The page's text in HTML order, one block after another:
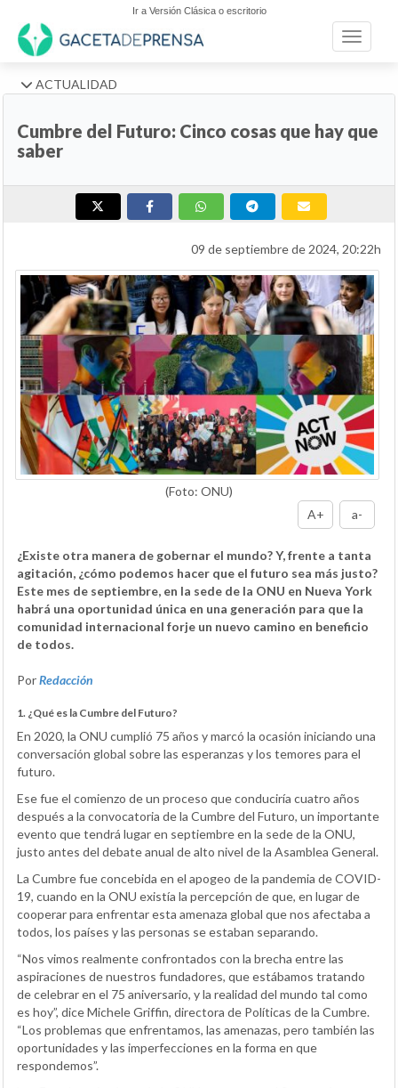
Ir a Versión Clásica o escritorio
Toggle
ACTUALIDAD
Cumbre del Futuro: Cinco cosas que hay que
saber
09 de septiembre de 2024, 20:22h
(Foto: ONU)
A+
a-
¿Existe otra manera de gobernar el mundo? Y, frente a tanta
agitación, ¿cómo podemos hacer que el futuro sea más justo?
Este mes de septiembre, en la sede de la ONU en Nueva York
habrá una oportunidad única en una generación para que la
comunidad internacional forje un nuevo camino en beneficio
de todos.
PorRedacción
1. ¿Qué es la Cumbre del Futuro?
En 2020, la ONU cumplió 75 años y marcó la ocasión iniciando una
conversación global sobre las esperanzas y los temores para el
futuro.
Ese fue el comienzo de un proceso que conduciría cuatro años
después a la convocatoria de la Cumbre del Futuro, un importante
evento que tendrá lugar en septiembre en la sede de la ONU,
justo antes del debate anual de alto nivel de la Asamblea General.
La Cumbre fue concebida en el apogeo de la pandemia de COVID-
19, cuando en la ONU existía la percepción de que, en lugar de
cooperar para enfrentar esta amenaza global que nos afectaba a
todos, los países y las personas se estaban separando.
“Nos vimos realmente confrontados con la brecha entre las
aspiraciones de nuestros fundadores, que estábamos tratando
de celebrar en el 75 aniversario, y la realidad del mundo tal como
es hoy”, dice Michele Griffin, directora de Políticas de la Cumbre.
“Los problemas que enfrentamos, las amenazas, pero también las
oportunidades y las imperfecciones en la forma en que
respondemos”.